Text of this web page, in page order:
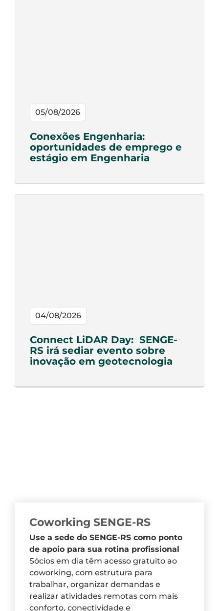
05/08/2026
Conexões Engenharia:
oportunidades de emprego e
estágio em Engenharia
04/08/2026
Connect LiDAR Day: SENGE-
RS irá sediar evento sobre
inovação em geotecnologia
Coworking SENGE-RS
Use a sede do SENGE-RS como ponto
de apoio para sua rotina profissional
Sócios em dia têm acesso gratuito ao
coworking, com estrutura para
trabalhar, organizar demandas e
realizar atividades remotas com mais
conforto, conectividade e